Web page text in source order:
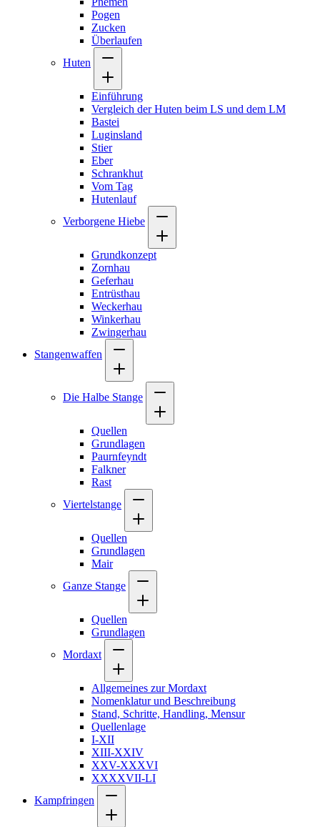
Pogen
Zucken
Überlaufen
Huten
Einführung
Vergleich der Huten beim LS und dem LM
Bastei
Luginsland
Stier
Eber
Schrankhut
Vom Tag
Hutenlauf
Verborgene Hiebe
Grundkonzept
Zornhau
Geferhau
Entrüsthau
Weckerhau
Winkerhau
Zwingerhau
Stangenwaffen
Die Halbe Stange
Quellen
Grundlagen
Paurnfeyndt
Falkner
Rast
Viertelstange
Quellen
Grundlagen
Mair
Ganze Stange
Quellen
Grundlagen
Mordaxt
Allgemeines zur Mordaxt
Nomenklatur und Beschreibung
Stand, Schritte, Handling, Mensur
Quellenlage
I-XII
XIII-XXIV
XXV-XXXVI
XXXXVII-LI
Kampfringen